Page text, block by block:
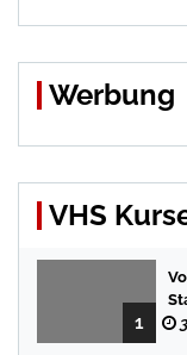
Werbung
VHS
1